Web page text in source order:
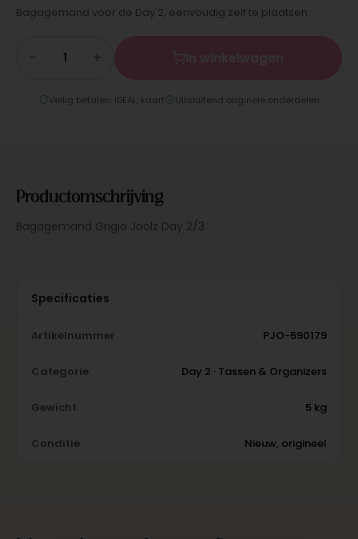
Bagagemand voor de Day 2, eenvoudig zelf te plaatsen.
− +
Veilig betalen: iDEAL, kaart Uitsluitend originele onderdelen
Productomschrijving
Bagagemand Grigio Joolz Day 2/3
Specificaties
Artikelnummer PJO-590179
Categorie Day 2 · Tassen & Organizers
Gewicht 5 kg
Conditie Nieuw, origineel